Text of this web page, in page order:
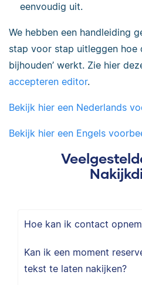
eenvoudig uit.
We hebben een handleiding
stap voor stap uitleggen hoe
bijhouden’ werkt. Zie hier
accepteren editor.
Bekijk hier een Nederlands
Bekijk hier een Engels
Hoe kan ik contact
Kan ik een moment
tekst te laten nakijken?